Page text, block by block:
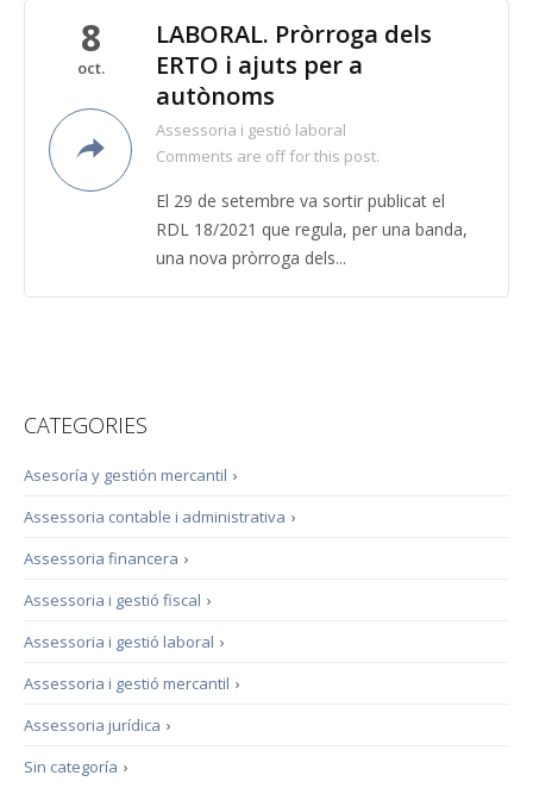
8
oct.
LABORAL. Pròrroga dels
ERTO i ajuts per a
autònoms
Assessoria i gestió laboral
Comments are off for this post.
El 29 de setembre va sortir publicat el
RDL 18/2021 que regula, per una banda,
una nova pròrroga dels...
CATEGORIES
›
Asesoría y gestión mercantil
›
Assessoria contable i administrativa
›
Assessoria financera
›
Assessoria i gestió fiscal
›
Assessoria i gestió laboral
›
Assessoria i gestió mercantil
›
Assessoria jurídica
›
Sin categoría